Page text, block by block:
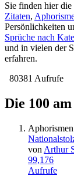
Sie finden hier die
Zitaten,
Persönlichkeiten
Sprüche nach
und in vielen der
erfahren.
80381 Aufrufe
Die 100
Aphorismen
von Arthur
99,176
Aufrufe